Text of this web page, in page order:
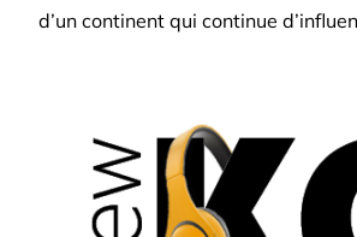
d’un continent qui continue